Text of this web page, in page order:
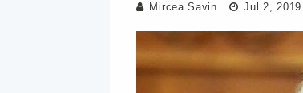
Mircea Savin Jul 2, 2019